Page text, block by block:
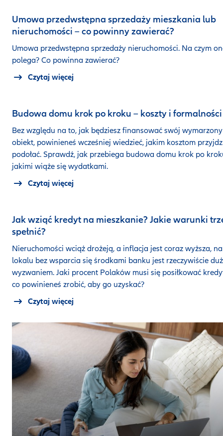
Umowa przedwstępna sprzedaży mieszkania lub
nieruchomości – co powinny zawierać?
Umowa przedwstępna sprzedaży nieruchomości. Na czym
polega? Co powinna zawierać?
Czytaj więcej
Budowa domu krok po kroku – koszty i formalności
Bez względu na to, jak będziesz finansować swój wymarzony
obiekt, powinieneś wcześniej wiedzieć, jakim kosztom
podołać. Sprawdź, jak przebiega budowa domu krok po
jakimi wiąże się wydatkami.
Czytaj więcej
Jak wziąć kredyt na mieszkanie? Jakie warunki
spełnić?
Nieruchomości wciąż drożeją, a inflacja jest coraz wyższa,
lokalu bez wsparcia się środkami banku jest rzeczywiście
wyzwaniem. Jaki procent Polaków musi się posiłkować
co powinieneś zrobić, aby go uzyskać?
Czytaj więcej